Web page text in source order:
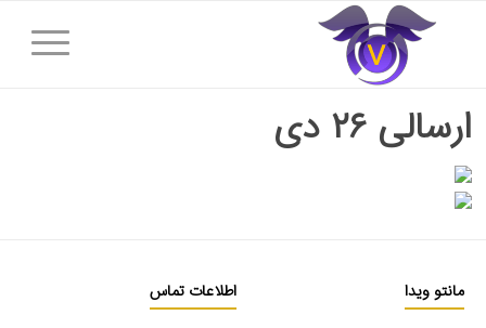
ارسالی ۲۶ دی
مانتو ویدا اطلاعات تماس